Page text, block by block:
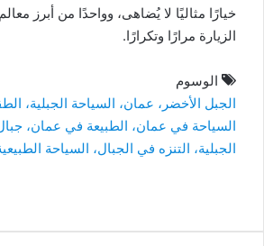
خيارًا مثاليًا لا يُضاهى، وواحدًا من أبرز معالم
الزيارة مرارًا وتكرارًا.
الوسوم
الجبل الأخضر، عمان، السياحة الجبلية،
السياحة في عمان، الطبيعة في عمان،
الجبلية، التنزه في الجبال، السياحة